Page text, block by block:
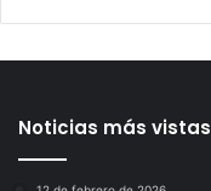
Noticias más vistas